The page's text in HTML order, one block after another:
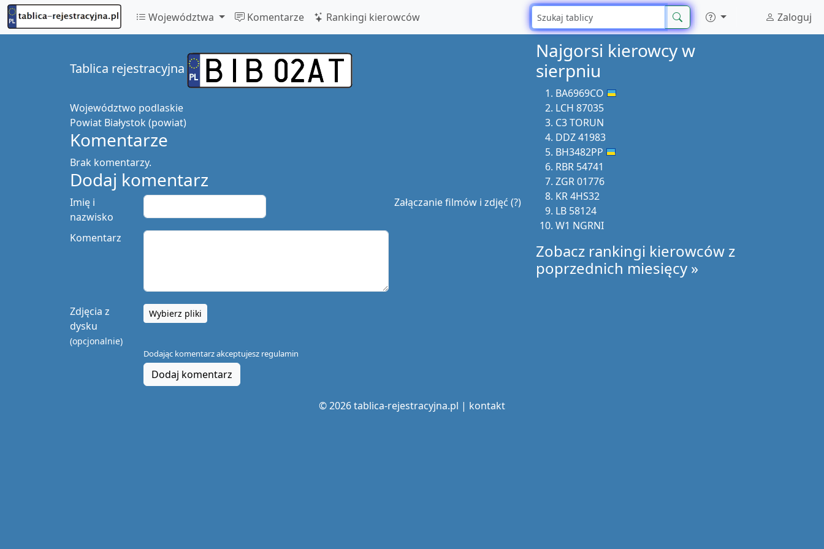
Województwa Komentarze Rankingi kierowców Zaloguj
Tablica rejestracyjna
Województwo podlaskie
Powiat Białystok (powiat)
Komentarze
Brak komentarzy.
Dodaj komentarz
Załączanie filmów i zdjęć (?)
Imię i
nazwisko
Komentarz
Zdjęcia z
dysku
(opcjonalnie)
Wybierz pliki
Dodając komentarz akceptujesz regulamin
Dodaj komentarz
Najgorsi kierowcy w
sierpniu
BA6969CO
LCH 87035
C3 TORUN
DDZ 41983
BH3482PP
RBR 54741
ZGR 01776
KR 4HS32
LB 58124
W1 NGRNI
Zobacz rankingi kierowców z
poprzednich miesięcy »
© 2026 tablica-rejestracyjna.pl | kontakt